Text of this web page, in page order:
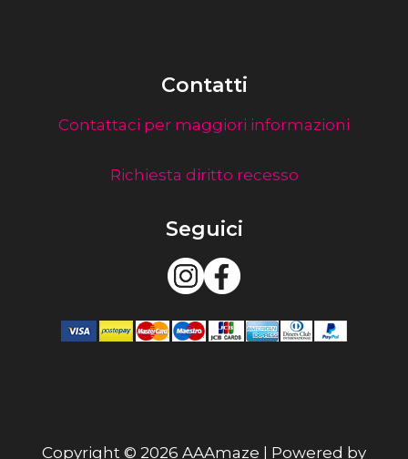
Contatti
Contattaci per maggiori informazioni
Richiesta diritto recesso
Seguici
Copyright © 2026 AAAmaze | Powered by